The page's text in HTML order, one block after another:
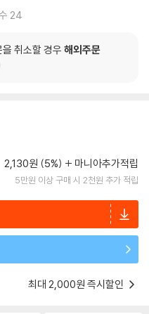
24
취소할 경우 해외주문
2,130원 (5%) 마니아추가적립
5만원 이상 구매 시 2천원 추가 적립
최대 2,000원 즉시할인